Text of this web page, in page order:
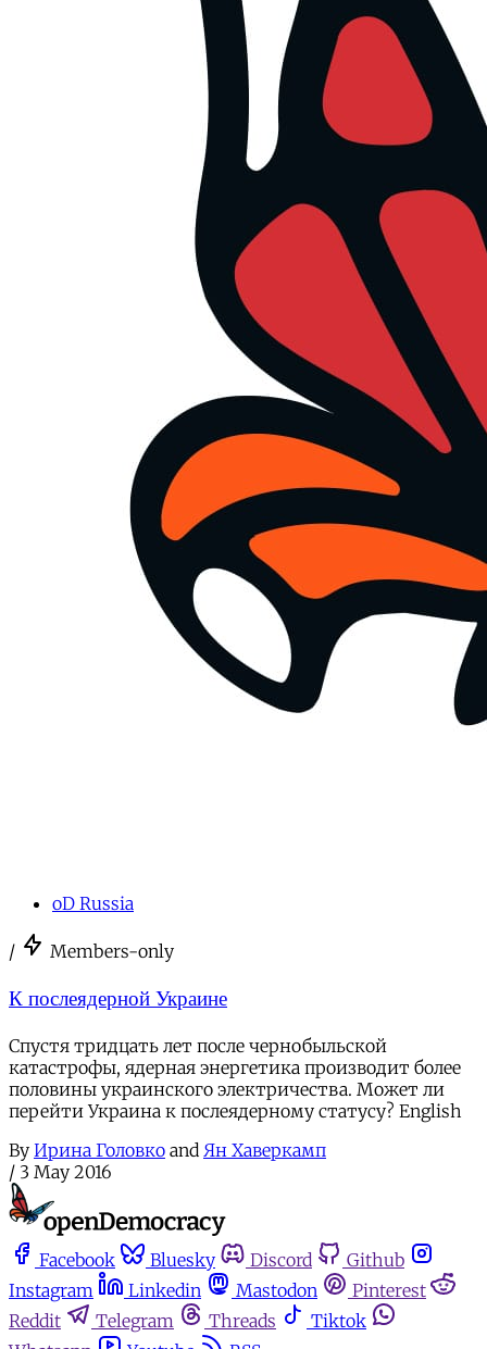
oD Russia
/ Members-only
К послеядерной Украине
Спустя тридцать лет после чернобыльской
катастрофы, ядерная энергетика производит более
половины украинского электричества. Может ли
перейти Украина к послеядерному статусу? English
By Ирина Головко and Ян Хаверкамп
/ 3 May 2016
Facebook Bluesky Discord
Github
Instagram
Linkedin Mastodon
Pinterest
Reddit
Telegram Threads
Tiktok